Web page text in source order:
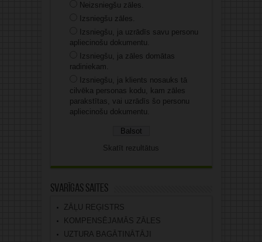
Neizsniegšu zāles.
Izsniegšu zāles.
Izsniegšu, ja uzrādīs savu personu
apliecinošu dokumentu.
Izsniegšu, ja zāles domātas
radiniekam.
Izsniegšu, ja klients nosauks tā
cilvēka personas kodu, kam zāles
parakstītas, vai uzrādīs šo personu
apliecinošu dokumentu.
Skatīt rezultātus
Svarīgas saites
ZĀĻU REĢISTRS
KOMPENSĒJAMĀS ZĀLES
UZTURA BAGĀTINĀTĀJI